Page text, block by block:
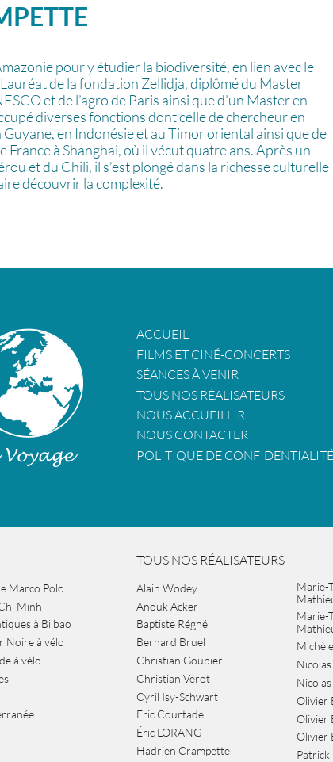
pour y étudier la biodiversité, en lien avec le
de la fondation Zellidja, diplômé du Master
et de l’agro de Paris ainsi que d’un Master en
diverses fonctions dont celle de chercheur en
Guyane, en Indonésie et au Timor oriental ainsi que de
à Shanghai, où il vécut quatre ans. Après un
et du Chili, il s’est plongé dans la richesse culturelle
découvrir la complexité.
ACCUEIL
FILMS ET CINÉ-CONCERTS
SÉANCES À VENIR
TOUS NOS RÉALISATEURS
NOUS ACCUEILLIR
NOUS CONTACTER
POLITIQUE DE CONFIDENTIALITÉ
Marco Polo
Minh
à Bilbao
Noire à vélo
à vélo
TOUS NOS RÉALISATEURS
Alain Wodey
Anouk Acker
Baptiste Régné
Bernard Bruel
Christian Goubier
Christian Vérot
Cyril Isy-Schwart
Eric Courtade
Éric LORANG
Hadrien Crampette
Marie-
Marie-
Olivier
Olivier
Olivier
Patrick